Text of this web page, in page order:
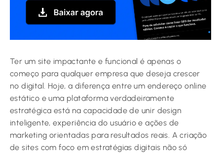
Ter um site impactante e funcional é apenas o
começo para qualquer empresa que deseja crescer
no digital. Hoje, a diferença entre um endereço online
estático e uma plataforma verdadeiramente
estratégica está na capacidade de unir design
inteligente, experiência do usuário e ações de
marketing orientadas para resultados reais. A criação
de sites com foco em estratégias digitais não só